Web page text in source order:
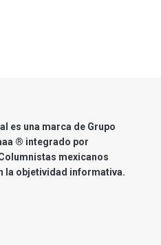
es una marca de Grupo
® integrado por
mexicanos
la objetividad informativa.